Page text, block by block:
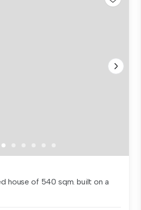
house of 540 sqm. built on a